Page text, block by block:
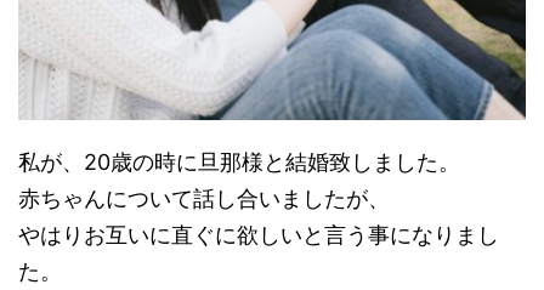
私が、20歳の時に旦那様と結婚致しました。
赤ちゃんについて話し合いましたが、
やはりお互いに直ぐに欲しいと言う事になりまし
た。